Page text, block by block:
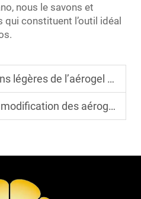
nous le savons et
constituent l’outil idéal
de silice dans le domaine aérospatial
: comment assurer une résistance durable à l’humidité ?